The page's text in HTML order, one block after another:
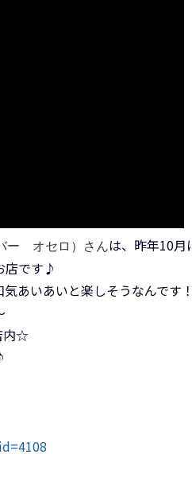
バー オセロ）さんは、昨年10
店です♪
あいあいと楽しそうなんです！
内☆